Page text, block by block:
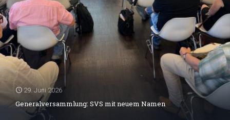
29. Juni 2026
Generalversammlung: SVS mit neuem Namen